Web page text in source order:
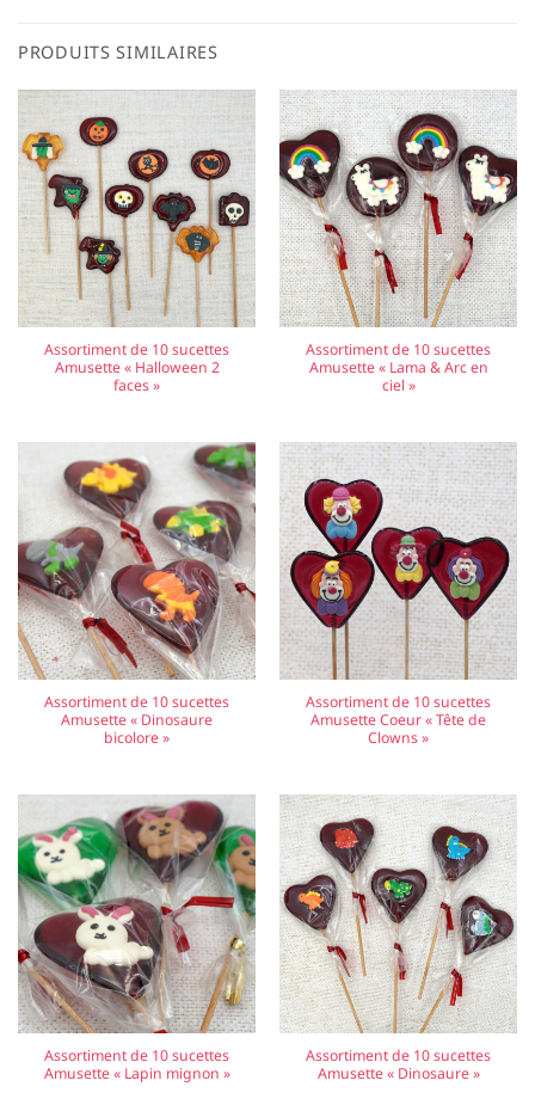
PRODUITS SIMILAIRES
Assortiment de 10 sucettes
Amusette « Halloween 2
faces »
Assortiment de 10 sucettes
Amusette « Lama & Arc en
ciel »
Assortiment de 10 sucettes
Amusette « Dinosaure
bicolore »
Assortiment de 10 sucettes
Amusette Coeur « Tête de
Clowns »
Assortiment de 10 sucettes
Amusette « Lapin mignon »
Assortiment de 10 sucettes
Amusette « Dinosaure »